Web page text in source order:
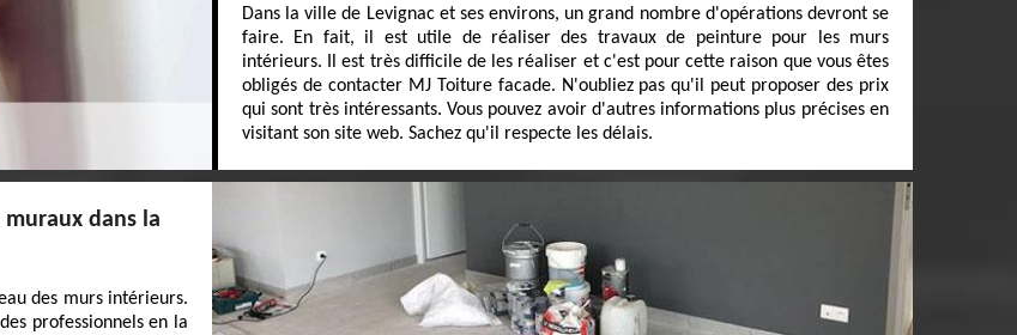
Dans la ville de Levignac et ses environs, un grand nombre d'opérations devront se
faire. En fait, il est utile de réaliser des travaux de peinture pour les murs
intérieurs. Il est très difficile de les réaliser et c'est pour cette raison que vous êtes
obligés de contacter MJ Toiture facade. N'oubliez pas qu'il peut proposer des prix
qui sont très intéressants. Vous pouvez avoir d'autres informations plus précises en
visitant son site web. Sachez qu'il respecte les délais.
muraux dans la
des murs intérieurs.
professionnels en la